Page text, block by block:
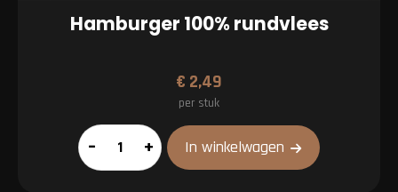
Hamburger 100% rundvlees
€ 2,49
per stuk
Hamburger
100%
– + In winkelwagen